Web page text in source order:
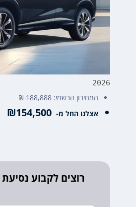
2026
המחירון הרשמי: 188,888 ₪
אצלנו החל מ-
רוצים לקבוע